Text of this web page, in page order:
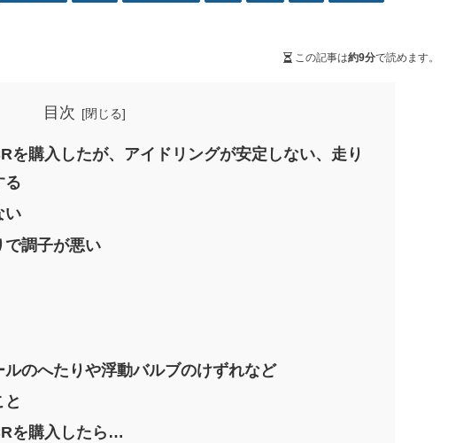
この記事は約9分で読めます。
目次
を購入したが、アイドリングが安定しない、走り
る
い
調子が悪い
のへたりや浮動バルブのけずれなど
を購入したら…